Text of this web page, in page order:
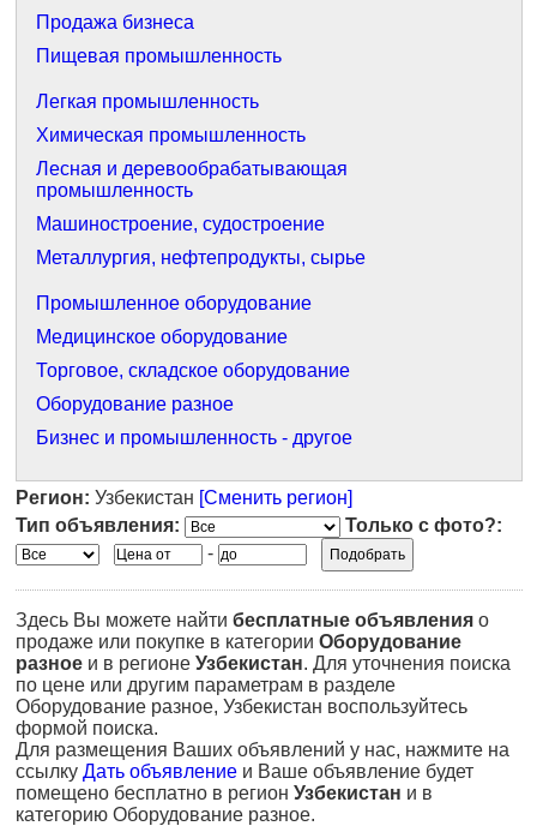
Продажа бизнеса
Пищевая промышленность
Легкая промышленность
Химическая промышленность
Лесная и деревообрабатывающая
промышленность
Машиностроение, судостроение
Металлургия, нефтепродукты, сырье
Промышленное оборудование
Медицинское оборудование
Торговое, складское оборудование
Оборудование разное
Бизнес и промышленность - другое
Регион: Узбекистан [Сменить регион]
Тип объявления:
Только с фото?:
-
Здесь Вы можете найти бесплатные объявления о
продаже или покупке в категории Оборудование
разное и в регионе Узбекистан. Для уточнения поиска
по цене или другим параметрам в разделе
Оборудование разное, Узбекистан воспользуйтесь
формой поиска.
Для размещения Ваших объявлений у нас, нажмите на
ссылку Дать объявление и Ваше объявление будет
помещено бесплатно в регион Узбекистан и в
категорию Оборудование разное.